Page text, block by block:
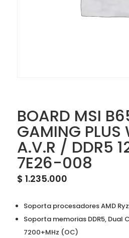
BOARD MSI
GAMING PLUS
A.V.R / DDR5
7E26-008
$ 1.235.000
Soporta procesadores AMD
Soporta memorias DDR5, Dual
7200+MHz (OC)